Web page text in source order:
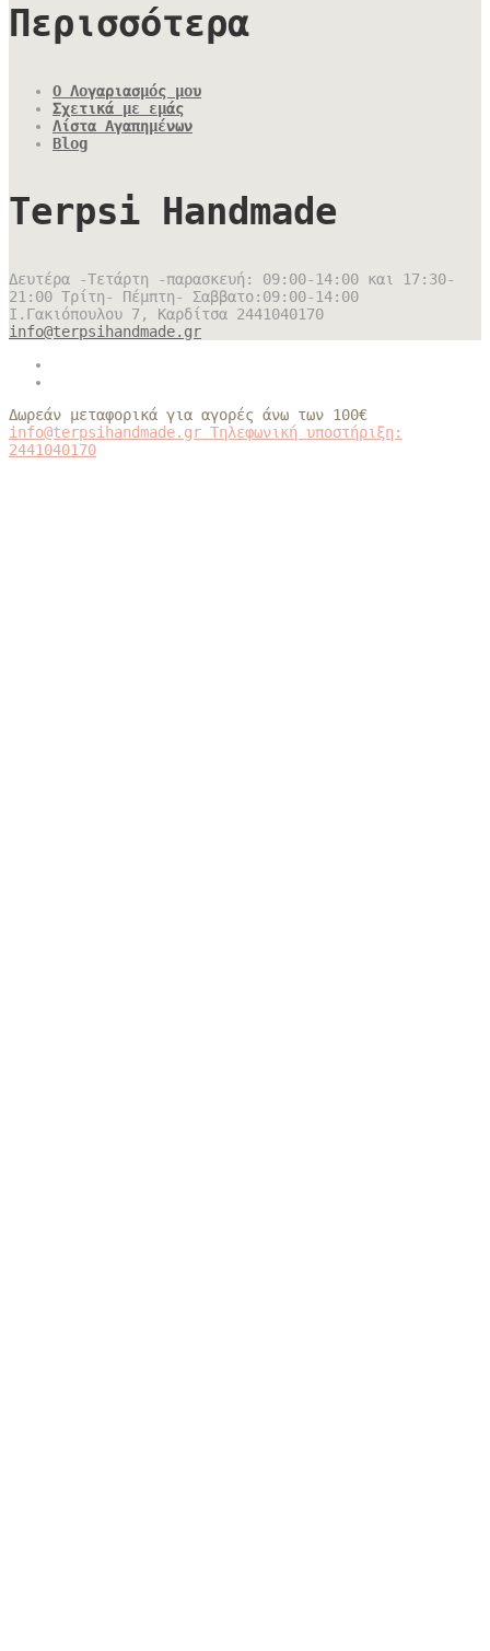
Περισσότερα
Ο Λογαριασμός μου
Σχετικά με εμάς
Λίστα Αγαπημένων
Blog
Terpsi Handmade
Δευτέρα -Τετάρτη -παρασκευή: 09:00-14:00 και 17:30-
21:00 Τρίτη- Πέμπτη- Σαββατο:09:00-14:00
Ι.Γακιόπουλου 7, Καρδίτσα 2441040170
info@terpsihandmade.gr
Δωρεάν μεταφορικά για αγορές άνω των 100€
info@terpsihandmade.gr Τηλεφωνική υποστήριξη:
2441040170